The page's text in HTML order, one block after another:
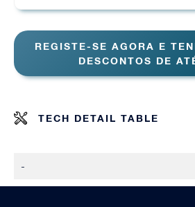
REGISTE-SE AGORA E
DESCONTOS DE
TECH DETAIL TABLE
-